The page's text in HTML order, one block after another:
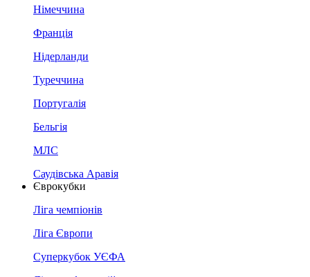
Німеччина
Франція
Нідерланди
Туреччина
Португалія
Бельгія
МЛС
Саудівська Аравія
Єврокубки
Ліга чемпіонів
Ліга Європи
Суперкубок УЄФА